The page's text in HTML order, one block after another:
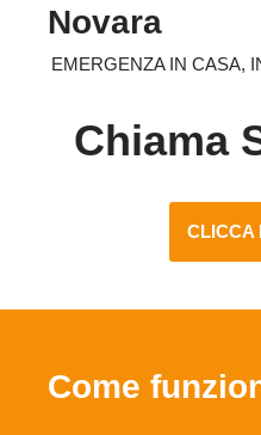
Novara
EMERGENZA IN CASA,
Chiama
CLICCA
Come